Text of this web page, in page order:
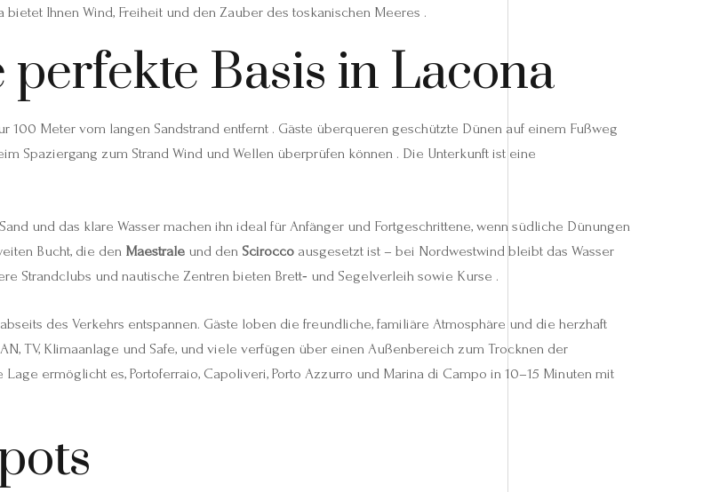
Ihnen Wind, Freiheit und den Zauber des toskanischen Meeres .
Basis in Lacona
100 Meter vom langen Sandstrand entfernt . Gäste überqueren geschützte Dünen auf einem Fußweg
Spaziergang zum Strand Wind und Wellen überprüfen können . Die Unterkunft ist eine
und das klare Wasser machen ihn ideal für Anfänger und Fortgeschrittene, wenn südliche Dünungen
Bucht, die den Maestrale und den Scirocco ausgesetzt ist – bei Nordwestwind bleibt das Wasser
Strandclubs und nautische Zentren bieten Brett‑ und Segelverleih sowie Kurse .
des Verkehrs entspannen. Gäste loben die freundliche, familiäre Atmosphäre und die herzhaft
TV, Klimaanlage und Safe, und viele verfügen über einen Außenbereich zum Trocknen der
ermöglicht es, Portoferraio, Capoliveri, Porto Azzurro und Marina di Campo in 10–15 Minuten mit